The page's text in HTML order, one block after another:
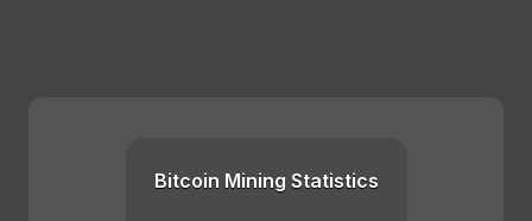
Bitcoin Mining Statistics